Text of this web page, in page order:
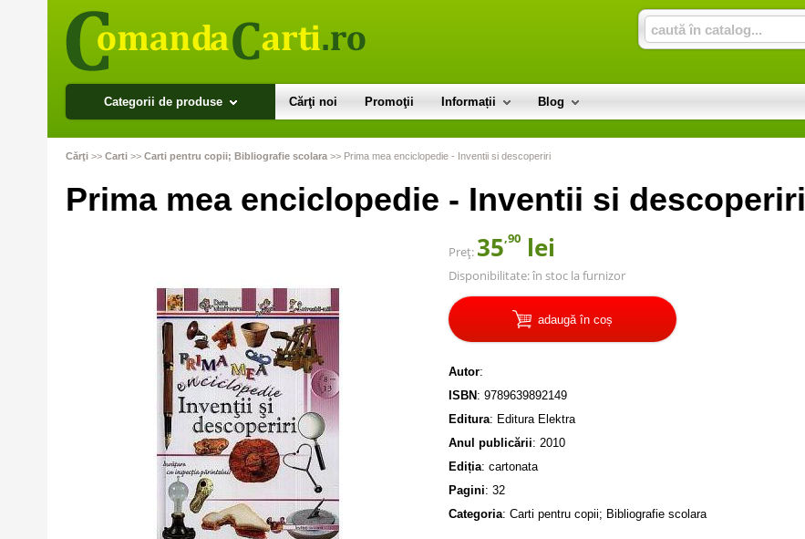
Categorii de produse Cărţi noi Promoţii Informații Blog
Cărţi >> Carti >> Carti pentru copii; Bibliografie scolara >> Prima mea enciclopedie - Inventii si descoperiri
Prima mea enciclopedie - Inventii si descoperiri
Preț: 35,90 lei
Disponibilitate:în stoc la furnizor
adaugă în coș
Autor:
ISBN : 9789639892149
Editura: Editura Elektra
Anul publicării: 2010
Ediția: cartonata
Pagini: 32
Categoria: Carti pentru copii; Bibliografie scolara